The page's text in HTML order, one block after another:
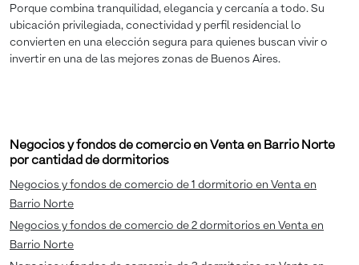
Porque combina tranquilidad, elegancia y cercanía a todo. Su
ubicación privilegiada, conectividad y perfil residencial lo
convierten en una elección segura para quienes buscan vivir o
invertir en una de las mejores zonas de Buenos Aires.
Negocios y fondos de comercio en Venta en Barrio Norte
por cantidad de dormitorios
Negocios y fondos de comercio de 1 dormitorio en Venta en
Barrio Norte
Negocios y fondos de comercio de 2 dormitorios en Venta en
Barrio Norte